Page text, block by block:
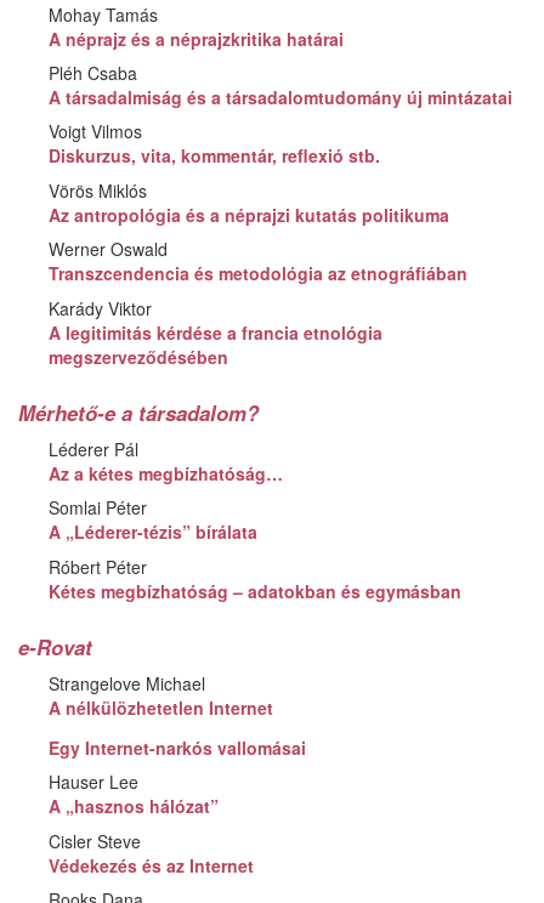
Mohay Tamás
A néprajz és a néprajzkritika határai
Pléh Csaba
A társadalmiság és a társadalomtudomány új mintázatai
Voigt Vilmos
Diskurzus, vita, kommentár, reflexió stb.
Vörös Miklós
Az antropológia és a néprajzi kutatás politikuma
Werner Oswald
Transzcendencia és metodológia az etnográfiában
Karády Viktor
A legitimitás kérdése a francia etnológia
megszerveződésében
Mérhető-e a társadalom?
Léderer Pál
Az a kétes megbízhatóság…
Somlai Péter
A „Léderer-tézis” bírálata
Róbert Péter
Kétes megbízhatóság – adatokban és egymásban
e-Rovat
Strangelove Michael
A nélkülözhetetlen Internet
Egy Internet-narkós vallomásai
Hauser Lee
A „hasznos hálózat”
Cisler Steve
Védekezés és az Internet